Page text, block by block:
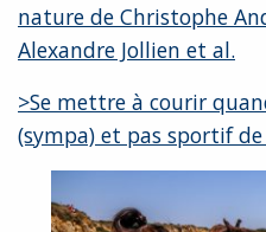
nature de Christophe
Alexandre Jollien et al.
>Se mettre à courir
(sympa) et pas sportif